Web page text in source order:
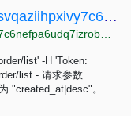
API文件 - energyfa3rnkk7lt3esebsvqaziihpxivy7c6nefpa6udq7izrobm2id.onion
list' -H 'Token:
list - 请求参数
"created_at|desc"。